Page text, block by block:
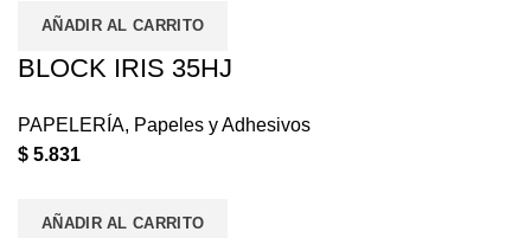
AÑADIR AL CARRITO
BLOCK IRIS 35HJ
PAPELERÍA, Papeles y Adhesivos
$ 5.831
AÑADIR AL CARRITO